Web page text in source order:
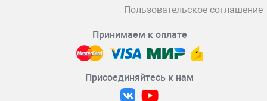
Пользовательское соглашение
Принимаем к оплате
Присоединяйтесь к нам